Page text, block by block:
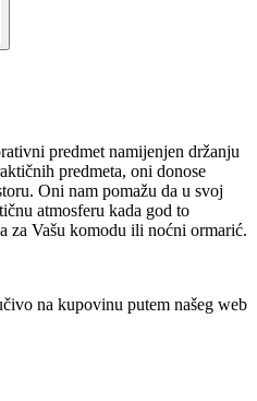
predmet namijenjen držanju
predmeta, oni donose
Oni nam pomažu da u svoj
atmosferu kada god to
za Vašu komodu ili noćni ormarić.
na kupovinu putem našeg web